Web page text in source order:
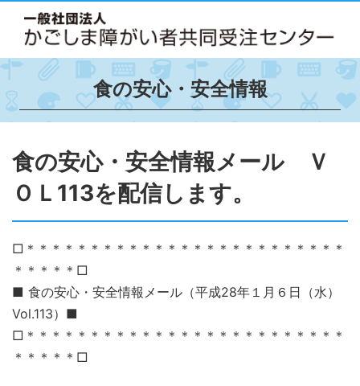
食の安心・安全情報
食の安心・安全情報メール Ｖ
ＯＬ113を配信します。
□＊＊＊＊＊＊＊＊＊＊＊＊＊＊＊＊＊＊＊＊＊＊＊＊＊
＊＊＊＊＊□
■ 食の安心・安全情報メール（平成28年１月６日（水）
Vol.113）■
□＊＊＊＊＊＊＊＊＊＊＊＊＊＊＊＊＊＊＊＊＊＊＊＊＊
＊＊＊＊＊□